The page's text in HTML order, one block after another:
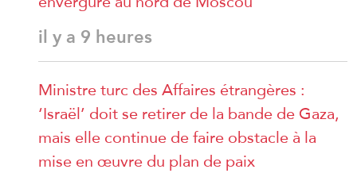
il y a 9 heures
Ministre turc des Affaires étrangères :
‘Israël’ doit se retirer de la bande de Gaza,
mais elle continue de faire obstacle à la
mise en œuvre du plan de paix